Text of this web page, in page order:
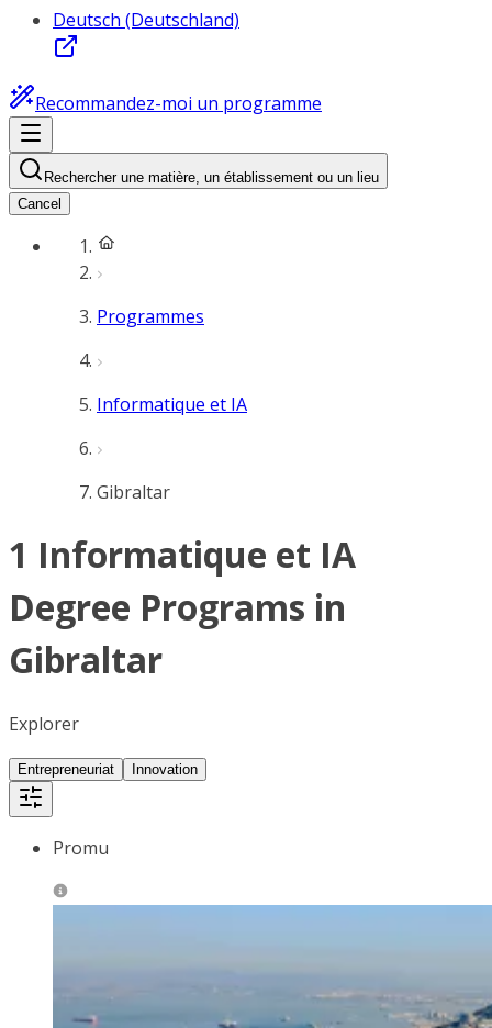
Deutsch (Deutschland)
Recommandez-moi un programme
Rechercher une matière, un établissement ou un lieu
Cancel
Programmes
Informatique et IA
Gibraltar
1 Informatique et IA
Degree Programs in
Gibraltar
Explorer
Entrepreneuriat Innovation
Promu